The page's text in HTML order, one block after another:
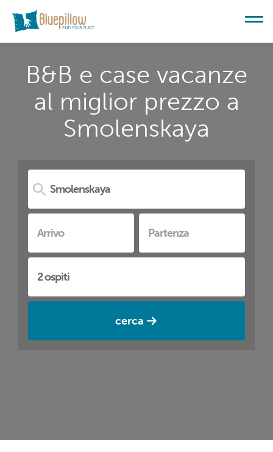
B&B e case vacanze
al miglior prezzo a
Smolenskaya
cerca